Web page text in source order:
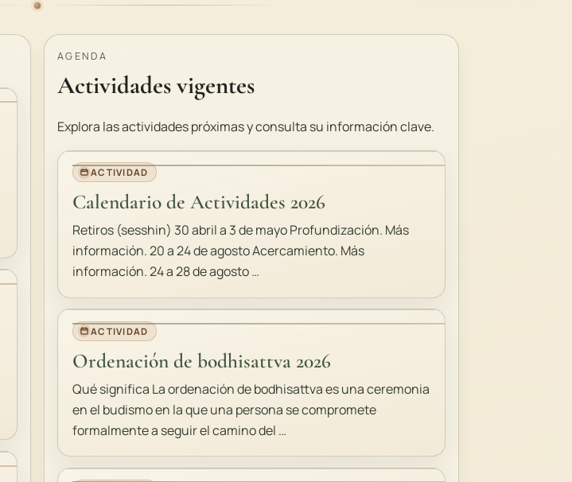
AGENDA
Actividades vigentes
Explora las actividades próximas y consulta su información clave.
ACTIVIDAD
Calendario de Actividades 2026
Retiros (sesshin) 30 abril a 3 de mayo Profundización. Más
información. 20 a 24 de agosto Acercamiento. Más
información. 24 a 28 de agosto …
ACTIVIDAD
Ordenación de bodhisattva 2026
Qué significa La ordenación de bodhisattva es una ceremonia
en el budismo en la que una persona se compromete
formalmente a seguir el camino del …